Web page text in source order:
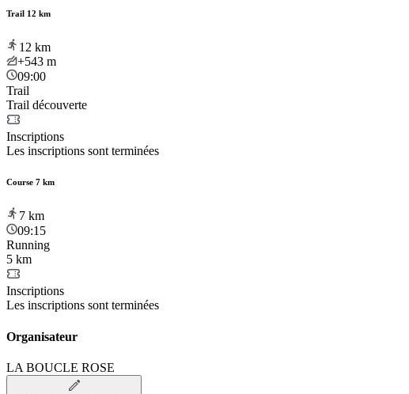
Trail 12 km
12 km
+543 m
09:00
Trail
Trail découverte
Inscriptions
Les inscriptions sont terminées
Course 7 km
7 km
09:15
Running
5 km
Inscriptions
Les inscriptions sont terminées
Organisateur
LA BOUCLE ROSE